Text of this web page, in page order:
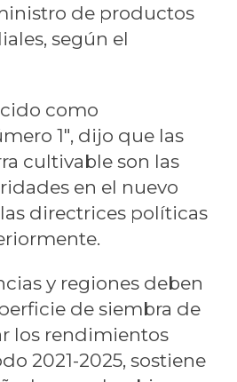
de productos
según el
como
1", dijo que las
cultivable son las
en el nuevo
directrices políticas
y regiones deben
de siembra de
los rendimientos
2021-2025, sostiene